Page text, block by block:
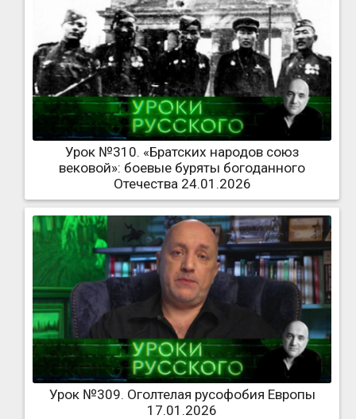
Урок №310. «Братских народов союз
вековой»: боевые буряты богоданного
Отечества 24.01.2026
Урок №309. Оголтелая русофобия Европы
17.01.2026